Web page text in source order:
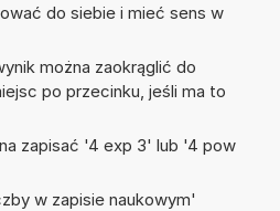
do siebie i mieć sens w
można zaokrąglić do
po przecinku, jeśli ma to
zapisać '4 exp 3' lub '4 pow
w zapisie naukowym'